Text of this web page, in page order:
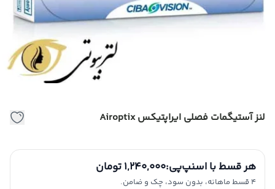
لنز آستیگمات فصلی ایراپتیکس Airoptix
هر قسط با اسنپ‌پی:1,240,000 تومان
4 قسط ماهانه، بدون سود، چک و ضامن.